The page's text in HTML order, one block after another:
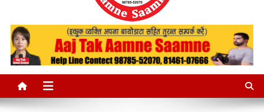
Aaj Tak Aamne Saamne.com